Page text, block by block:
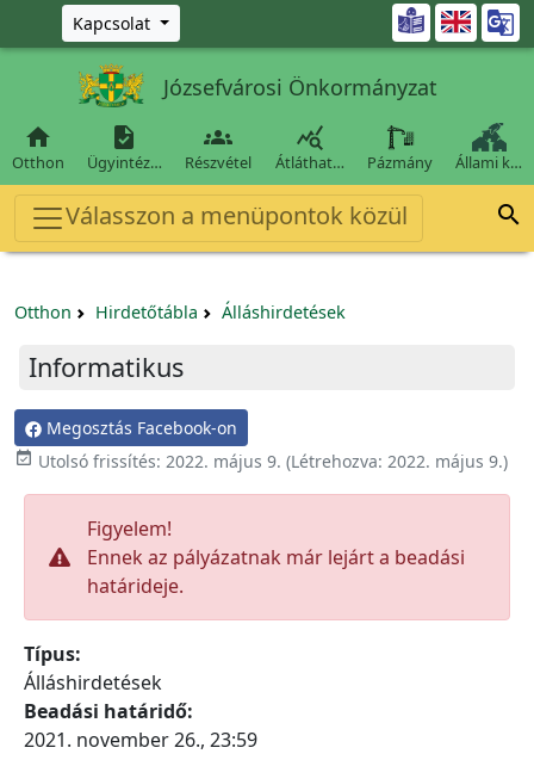
Ugrás a fő tartalomra
Kapcsolat 
Józsefvárosi Önkormányzat

Otthon

Ügyintéz…

Részvétel

Átláthat… Pázmány Állami k…
Válasszon a menüpontok közül 
Otthon Hirdetőtábla Álláshirdetések
Informatikus
Megosztás Facebook-on
 Utolsó frissítés: 2022. május 9. (Létrehozva: 2022. május 9.)
Figyelem!
Ennek az pályázatnak már lejárt a beadási
határideje.
Típus:
Álláshirdetések
Beadási határidő:
2021. november 26., 23:59